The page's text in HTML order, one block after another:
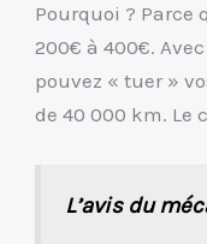
Pourquoi ? Parce
200€ à 400€.
pouvez « tuer »
de 40 000 km. Le
L’avis du